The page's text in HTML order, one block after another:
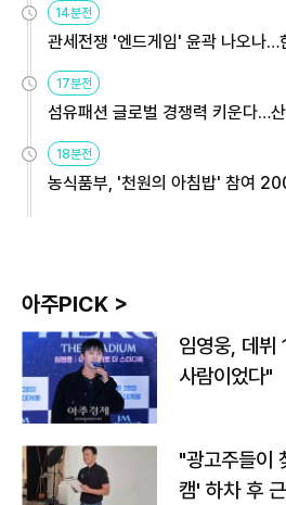
14분전
관세전쟁 '엔드게임' 윤곽 나오나…
용해야
17분전
섬유패션 글로벌 경쟁력 키운다…
원
18분전
농식품부, '천원의 아침밥' 참여
아주PICK >
임영웅, 데
사람이었다"
"광고주들이
캠' 하차 후